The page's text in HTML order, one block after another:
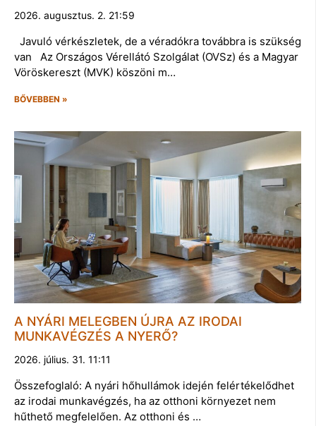
2026. augusztus. 2. 21:59
Javuló vérkészletek, de a véradókra továbbra is szükség
van Az Országos Vérellátó Szolgálat (OVSz) és a Magyar
Vöröskereszt (MVK) köszöni m…
BŐVEBBEN »
A NYÁRI MELEGBEN ÚJRA AZ IRODAI
MUNKAVÉGZÉS A NYERŐ?
2026. július. 31. 11:11
Összefoglaló: A nyári hőhullámok idején felértékelődhet
az irodai munkavégzés, ha az otthoni környezet nem
hűthető megfelelően. Az otthoni és …